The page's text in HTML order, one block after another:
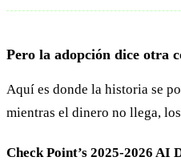
Pero la adopción dice otra
Aquí es donde la historia se
mientras el dinero no llega,
Check Point’s 2025-2026 AI